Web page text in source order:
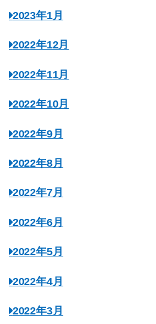
2023年1月
2022年12月
2022年11月
2022年10月
2022年9月
2022年8月
2022年7月
2022年6月
2022年5月
2022年4月
2022年3月